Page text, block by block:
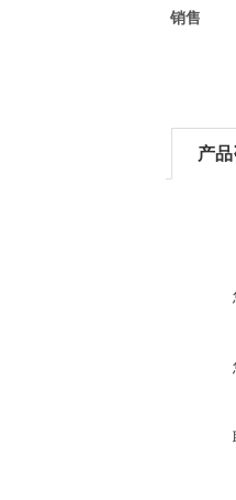
销售
产